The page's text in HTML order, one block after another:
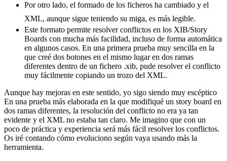
Por otro lado, el formado de los ficheros ha cambiado y el
XML, aunque sigue teniendo su miga, es más legible.
Este formato permite resolver conflictos en los XIB/Story
Boards con mucha más facilidad, incluso de forma automática
en algunos casos. En una primera prueba muy sencilla en la
que creé dos botones en el mismo lugar en dos ramas
diferentes dentro de un fichero .xib, pude resolver el conflicto
muy fácilmente copiando un trozo del XML.
Aunque hay mejoras en este sentido, yo sigo siendo muy escéptico
En una prueba más elaborada en la que modifiqué un story board en
dos ramas diferentes, la resolución del conflicto no era ya tan
evidente y el XML no estaba tan claro. Me imagino que con un
poco de práctica y experiencia será más fácil resolver los conflictos.
Os iré contando cómo evoluciono según vaya usando más la
herramienta.